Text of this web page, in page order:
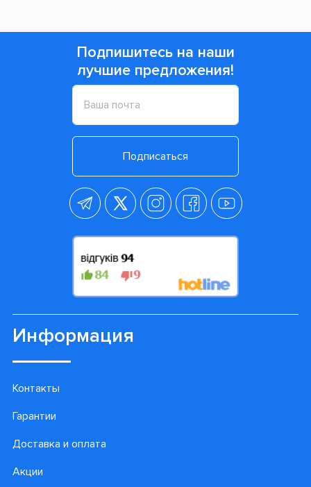
Подпишитесь на наши
лучшие предложения!
Подписаться
Информация
Контакты
Гарантии
Доставка и оплата
Акции